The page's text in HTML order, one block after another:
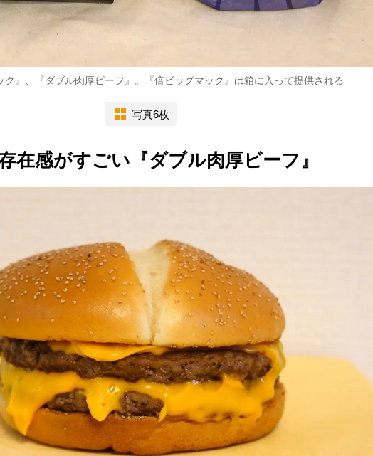
ク』、『ダブル肉厚ビーフ』。『倍ビッグマック』は箱に入って提供される
写真6枚
在感がすごい『ダブル肉厚ビーフ』